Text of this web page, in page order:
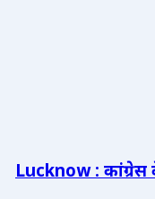
Lucknow : कांग्रेस